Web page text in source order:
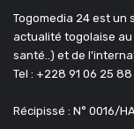
Togomedia 24 est un
actualité togolaise
santé..) et de
Tel : +228 91 06 25 88
Récipissé : N° 0016/